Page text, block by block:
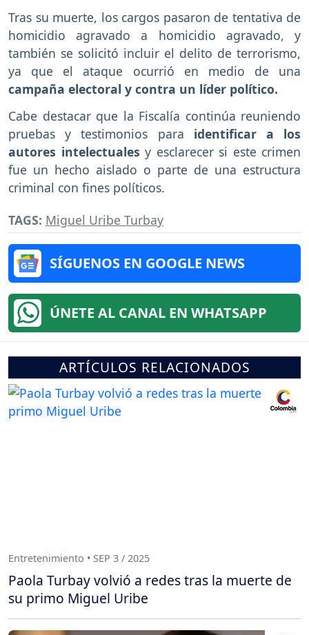
Tras su muerte, los cargos pasaron de tentativa de
homicidio agravado a homicidio agravado, y
también se solicitó incluir el delito de terrorismo,
ya que el ataque ocurrió en medio de una
campaña electoral y contra un líder político.
Cabe destacar que la Fiscalía continúa reuniendo
pruebas y testimonios para identificar a los
autores intelectuales y esclarecer si este crimen
fue un hecho aislado o parte de una estructura
criminal con fines políticos.
TAGS: Miguel Uribe Turbay
SÍGUENOS EN GOOGLE NEWS
ÚNETE AL CANAL EN WHATSAPP
ARTÍCULOS RELACIONADOS
Entretenimiento • SEP 3 / 2025
Paola Turbay volvió a redes tras la muerte de
su primo Miguel Uribe